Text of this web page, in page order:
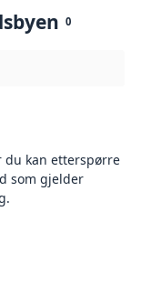
0
du kan etterspørre
som gjelder